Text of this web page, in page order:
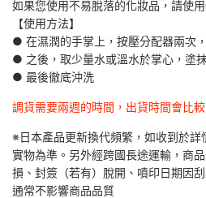
如果您使用不易脫落的化妝品，請使
【使用方法】
● 在濕潤的手掌上，按壓分配器兩次
● 之後，取少量水或溫水於掌心，塗
● 最後徹底沖洗
調貨需要兩週的時間，出貨時間會比
※日本產品更新換代頻繁，如收到於詳
實物為準。另外經跨國長途運輸，商
損、封簽（若有）脫開、噴印日期因
通常不影響商品品質